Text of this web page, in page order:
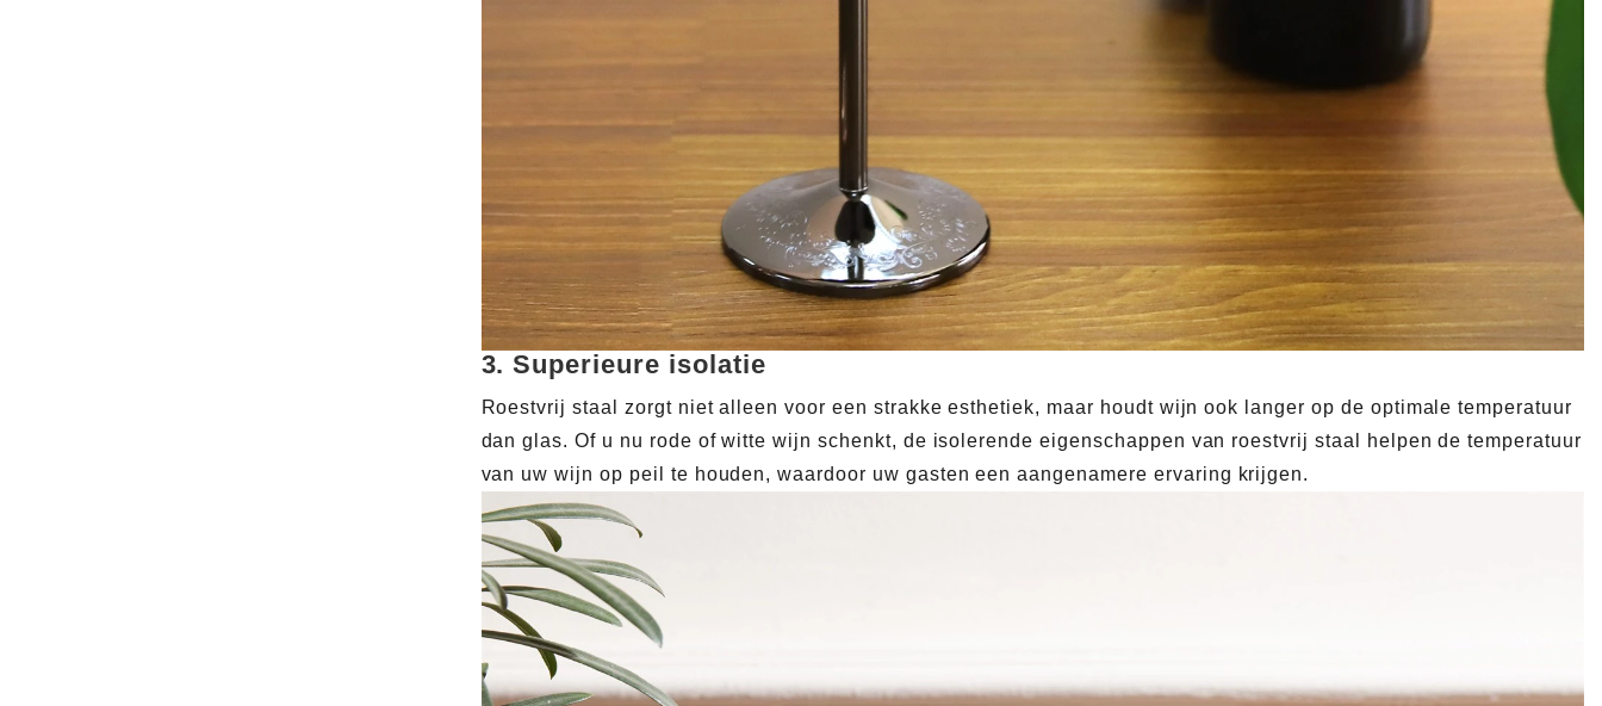
3.Superieure isolatie
Roestvrij staal zorgt niet alleen voor een strakke esthetiek, maar houdt wijn ook langer op de optimale temperatuur
dan glas. Of u nu rode of witte wijn schenkt, de isolerende eigenschappen van roestvrij staal helpen de temperatuur
van uw wijn op peil te houden, waardoor uw gasten een aangenamere ervaring krijgen.